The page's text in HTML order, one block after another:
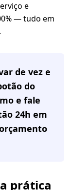
e
— tudo em
de vez e
do
e fale
24h em
prática